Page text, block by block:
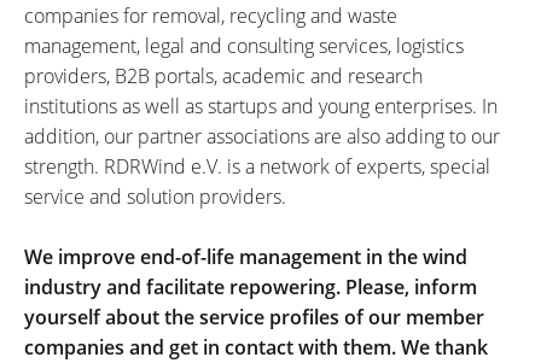
companies for removal, recycling and waste
management, legal and consulting services, logistics
providers, B2B portals, academic and research
institutions as well as startups and young enterprises. In
addition, our partner associations are also adding to our
strength. RDRWind e.V. is a network of experts, special
service and solution providers.
We improve end-of-life management in the wind
industry and facilitate repowering. Please, inform
yourself about the service profiles of our member
companies and get in contact with them. We thank